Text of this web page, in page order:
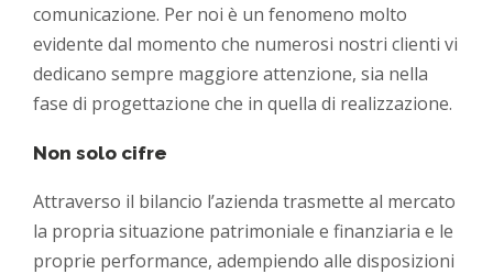
comunicazione. Per noi è un fenomeno molto
evidente dal momento che numerosi nostri clienti vi
dedicano sempre maggiore attenzione, sia nella
fase di progettazione che in quella di realizzazione.
Non solo cifre
Attraverso il bilancio l’azienda trasmette al mercato
la propria situazione patrimoniale e finanziaria e le
proprie performance, adempiendo alle disposizioni